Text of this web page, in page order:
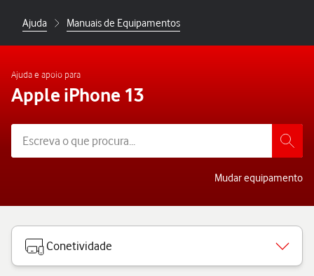
Ajuda Manuais de Equipamentos
Ajuda e apoio para
Apple iPhone 13
Mudar equipamento
Conetividade